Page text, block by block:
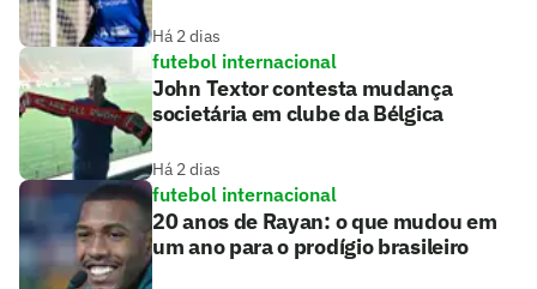
Há 2 dias
futebol internacional
John Textor contesta mudança
societária em clube da Bélgica
Há 2 dias
futebol internacional
20 anos de Rayan: o que mudou em
um ano para o prodígio brasileiro